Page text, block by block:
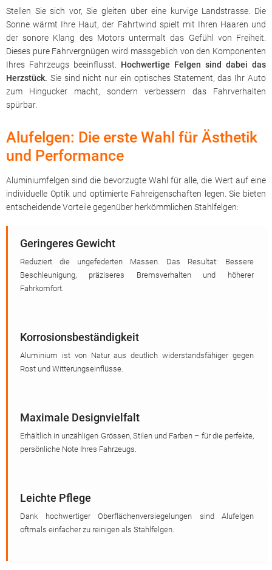
Stellen Sie sich vor, Sie gleiten über eine kurvige Landstrasse. Die
Sonne wärmt Ihre Haut, der Fahrtwind spielt mit Ihren Haaren und
der sonore Klang des Motors untermalt das Gefühl von Freiheit.
Dieses pure Fahrvergnügen wird massgeblich von den Komponenten
Ihres Fahrzeugs beeinflusst. Hochwertige Felgen sind dabei das
Herzstück. Sie sind nicht nur ein optisches Statement, das Ihr Auto
zum Hingucker macht, sondern verbessern das Fahrverhalten
spürbar.
Alufelgen: Die erste Wahl für Ästhetik
und Performance
Aluminiumfelgen sind die bevorzugte Wahl für alle, die Wert auf eine
individuelle Optik und optimierte Fahreigenschaften legen. Sie bieten
entscheidende Vorteile gegenüber herkömmlichen Stahlfelgen:
Geringeres Gewicht
Reduziert die ungefederten Massen. Das Resultat: Bessere
Beschleunigung, präziseres Bremsverhalten und höherer
Fahrkomfort.
Korrosionsbeständigkeit
Aluminium ist von Natur aus deutlich widerstandsfähiger gegen
Rost und Witterungseinflüsse.
Maximale Designvielfalt
Erhältlich in unzähligen Grössen, Stilen und Farben – für die perfekte,
persönliche Note Ihres Fahrzeugs.
Leichte Pflege
Dank hochwertiger Oberflächenversiegelungen sind Alufelgen
oftmals einfacher zu reinigen als Stahlfelgen.